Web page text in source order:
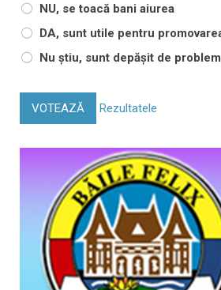
NU, se toacă bani aiurea
DA, sunt utile pentru
Nu știu, sunt depășit de
VOTEAZĂ Rezultatele